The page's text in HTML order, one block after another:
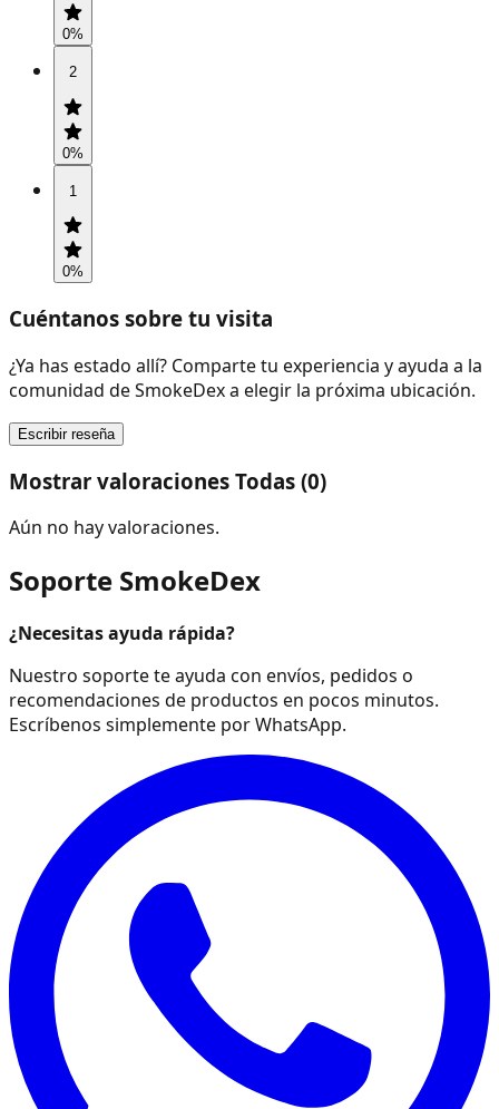
0%
2
0%
1
0%
Cuéntanos sobre tu visita
¿Ya has estado allí? Comparte tu experiencia y ayuda a la
comunidad de SmokeDex a elegir la próxima ubicación.
Escribir reseña
Mostrar valoraciones Todas (0)
Aún no hay valoraciones.
Soporte SmokeDex
¿Necesitas ayuda rápida?
Nuestro soporte te ayuda con envíos, pedidos o
recomendaciones de productos en pocos minutos.
Escríbenos simplemente por WhatsApp.